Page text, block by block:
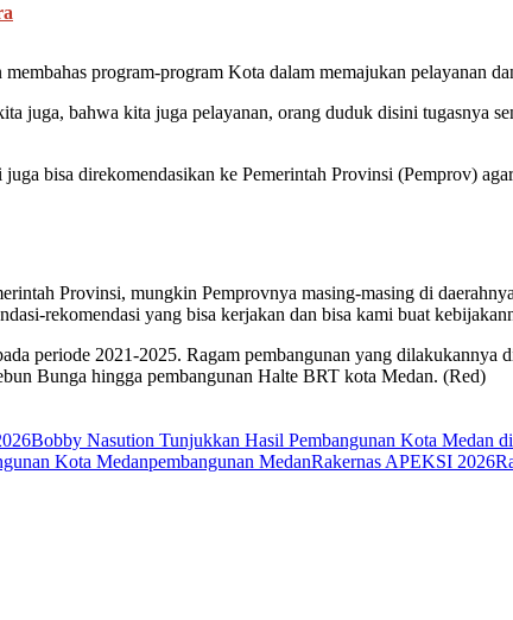
program-program Kota dalam memajukan pelayanan
juga, bahwa kita juga pelayanan, orang duduk disini tugasnya
bisa direkomendasikan ke Pemerintah Provinsi (Pemprov)
Provinsi, mungkin Pemprovnya masing-masing di
rekomendasi yang bisa kerjakan dan bisa kami buat
periode 2021-2025. Ragam pembangunan yang dilakukannya
Bunga hingga pembangunan Halte BRT kota Medan. (Red)
Bobby Nasution Tunjukkan Hasil Pembangunan Kota Medan
Kota Medanpembangunan MedanRakernas APEKSI 2026